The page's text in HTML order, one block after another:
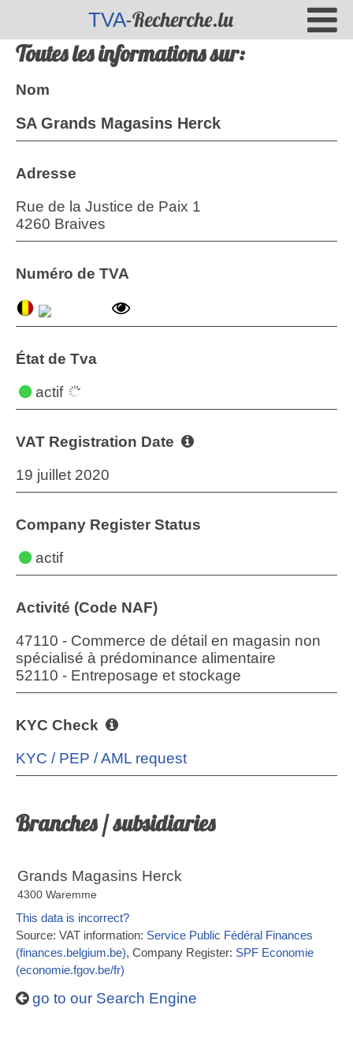
TVA-Recherche.lu
Toutes les informations sur:
Nom
SA Grands Magasins Herck
Adresse
Rue de la Justice de Paix 1
4260 Braives
Numéro de TVA
État de Tva
actif
VAT Registration Date
19 juillet 2020
Company Register Status
actif
Activité (Code NAF)
47110 - Commerce de détail en magasin non
spécialisé à prédominance alimentaire
52110 - Entreposage et stockage
KYC Check
KYC / PEP / AML request
Branches / subsidiaries
Grands Magasins Herck
4300 Waremme
This data is incorrect?
Source: VAT information: Service Public Fédéral Finances
(finances.belgium.be), Company Register: SPF Economie
(economie.fgov.be/fr)
go to our Search Engine